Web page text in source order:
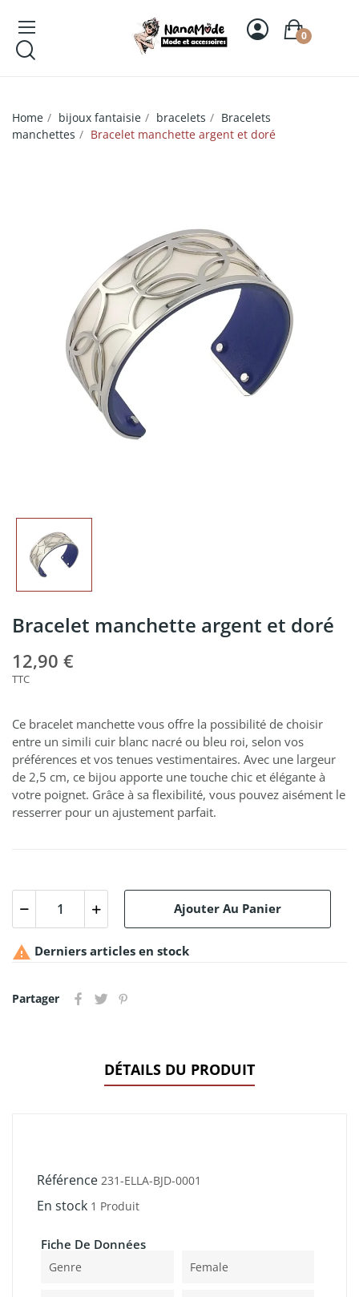
0
Home bijoux fantaisie bracelets
Bracelets
manchettes
Bracelet manchette argent et doré
Bracelet manchette argent et doré
12,90 €
TTC
Ce bracelet manchette vous offre la possibilité de choisir
entre un simili cuir blanc nacré ou bleu roi, selon vos
préférences et vos tenues vestimentaires. Avec une largeur
de 2,5 cm, ce bijou apporte une touche chic et élégante à
votre poignet. Grâce à sa flexibilité, vous pouvez aisément le
resserrer pour un ajustement parfait.
Ajouter Au Panier
 Derniers articles en stock
Partager
DÉTAILS DU PRODUIT
Référence 231-ELLA-BJD-0001
En stock 1 Produit
Fiche De Données
Genre Female